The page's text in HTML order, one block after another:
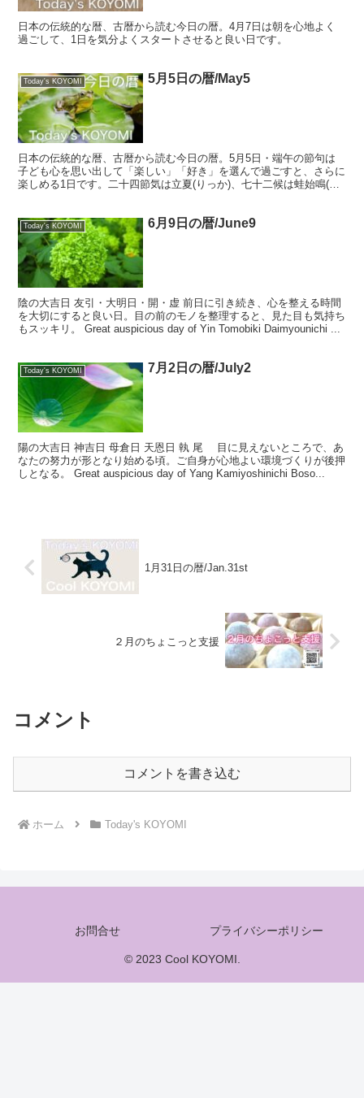
日本の伝統的な暦、古暦から読む今日の暦。4月7日は朝を心地よく
過ごして、1日を気分よくスタートさせると良い日です。
Today's KOYOMI 5月5日の暦/May5
日本の伝統的な暦、古暦から読む今日の暦。5月5日・端午の節句は
子ども心を思い出して「楽しい」「好き」を選んで過ごすと、さらに
楽しめる1日です。二十四節気は立夏(りっか)、七十二候は蛙始鳴(か
Today's KOYOMI 6月9日の暦/June9
陰の大吉日 友引・大明日・開・虚 前日に引き続き、心を整える時間
を大切にすると良い日。目の前のモノを整理すると、見た目も気持ち
もスッキリ。 Great auspicious day of Yin Tomobiki Daimyounichi ...
Today's KOYOMI 7月2日の暦/July2
陽の大吉日 神吉日 母倉日 天恩日 執 尾 目に見えないところで、あ
なたの努力が形となり始める頃。ご自身が心地よい環境づくりが後押
しとなる。 Great auspicious day of Yang Kamiyoshinichi Boso...
1月31日の暦/Jan.31st
２月のちょこっと支援
コメント
コメントを書き込む
ホーム Today's KOYOMI
お問合せ プライバシーポリシー
© 2023 Cool KOYOMI.